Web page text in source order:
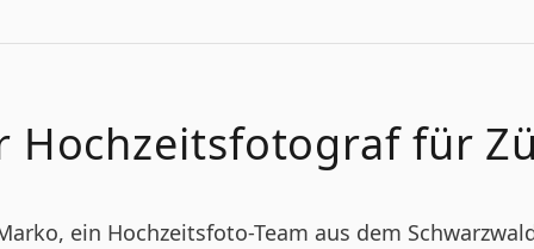
Hochzeitsfotograffür
ein Hochzeitsfoto-Team aus dem